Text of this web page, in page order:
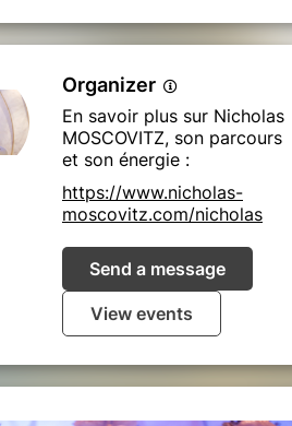
Organizer
En savoir plus sur Nicholas
MOSCOVITZ, son parcours
et son énergie :
https://www.nicholas-
moscovitz.com/nicholas
Send a message
View events